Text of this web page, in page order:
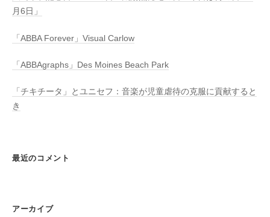
月6日」
「ABBA Forever」Visual Carlow
「ABBAgraphs」Des Moines Beach Park
「チキチータ」とユニセフ：音楽が児童虐待の克服に貢献すると
き
最近のコメント
アーカイブ